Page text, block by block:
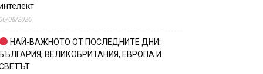
08/2026
НАЙ-ВАЖНОТО ОТ ПОСЛЕДНИТЕ ДНИ:
ВЕЛИКОБРИТАНИЯ, ЕВРОПА И